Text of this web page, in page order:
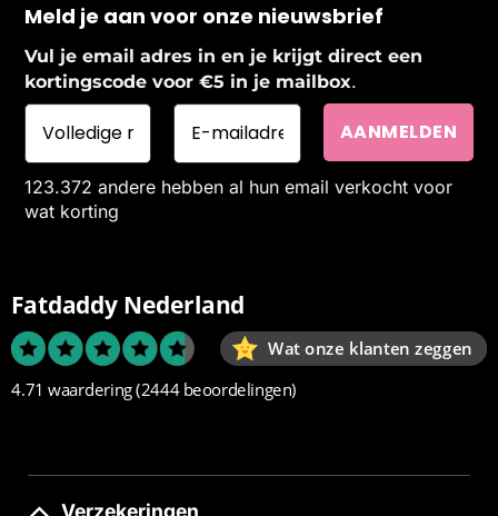
Meld je aan voor onze nieuwsbrief
Vul je email adres in en je krijgt direct een
kortingscode voor €5 in je mailbox.
123.372 andere hebben al hun email verkocht voor
wat korting
Fatdaddy Nederland
Wat onze klanten zeggen
4.71 waardering(2444 beoordelingen)
Verzekeringen